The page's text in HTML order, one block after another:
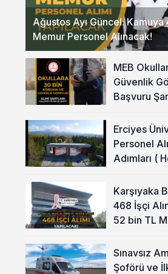
Ağustos Ayı Güncel:
Memur Personel Alınacak!
MEB
Güvenlik
Başvuru
Olacak Mı?
Erciyes
Personel
Adımları (
Karşıyaka
468 İşçi
52 bin TL
Sınavsız
Şoförü ve